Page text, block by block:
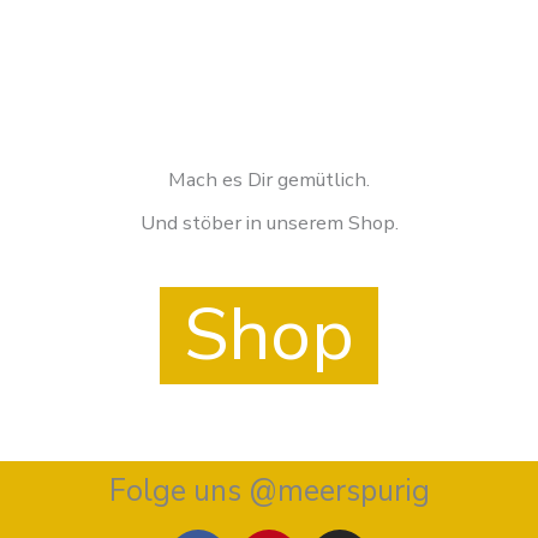
Mach es Dir gemütlich.
Und stöber in unserem Shop.
Shop
Folge uns @meerspurig